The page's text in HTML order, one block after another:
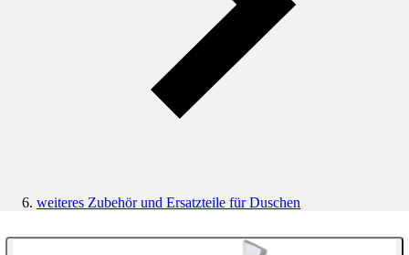
weiteres Zubehör und Ersatzteile für Duschen